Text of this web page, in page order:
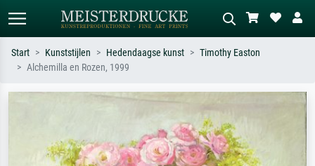
Zoek op kunstenaar, titel of stijl – bijv.
Monet, Sterrennacht, impressionisme,
Beschrijf de scène – bijv. groene
weide, abstract met veel rood, donker
olieverfschilderij, staand naakt naast
een boom.
Start Kunststijlen Hedendaagse kunst
Timothy Easton
Alchemilla en Rozen, 1999